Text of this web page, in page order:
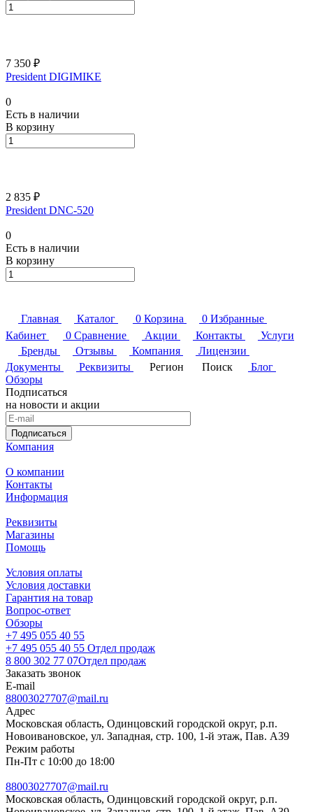
7 350 ₽
President DIGIMIKE
0
Есть в наличии
В корзину
2 835 ₽
President DNC-520
0
Есть в наличии
В корзину
Главная Каталог 0 Корзина 0 Избранные
Кабинет
0 Сравнение Акции Контакты
Услуги
Бренды
Отзывы Компания
Лицензии
Документы
Реквизиты Регион Поиск
Блог
Обзоры
Подписаться
на новости и акции
Подписаться
Компания
О компании
Контакты
Информация
Реквизиты
Магазины
Помощь
Условия оплаты
Условия доставки
Гарантия на товар
Вопрос-ответ
Обзоры
+7 495 055 40 55
+7 495 055 40 55 Отдел продаж
8 800 302 77 07Отдел продаж
Заказать звонок
E-mail
88003027707@mail.ru
Адрес
Московская область, Одинцовский городской округ, р.п.
Новоивановское, ул. Западная, стр. 100, 1-й этаж, Пав. А39
Режим работы
Пн-Пт с 10:00 до 18:00
88003027707@mail.ru
Московская область, Одинцовский городской округ, р.п.